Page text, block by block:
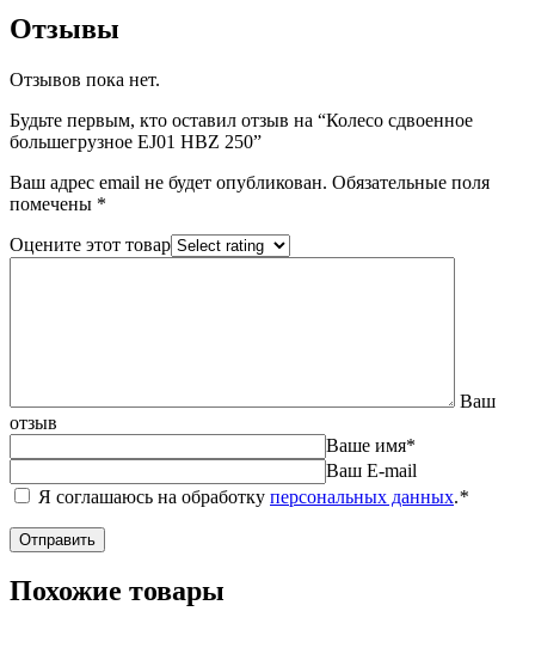
Отзывы
Отзывов пока нет.
Будьте первым, кто оставил отзыв на “Колесо сдвоенное
большегрузное EJ01 HBZ 250”
Ваш адрес email не будет опубликован. Обязательные поля
помечены *
Оцените этот товар
Ваш
отзыв
Ваше имя*
Ваш E-mail
Я соглашаюсь на обработку персональных данных.*
Похожие товары